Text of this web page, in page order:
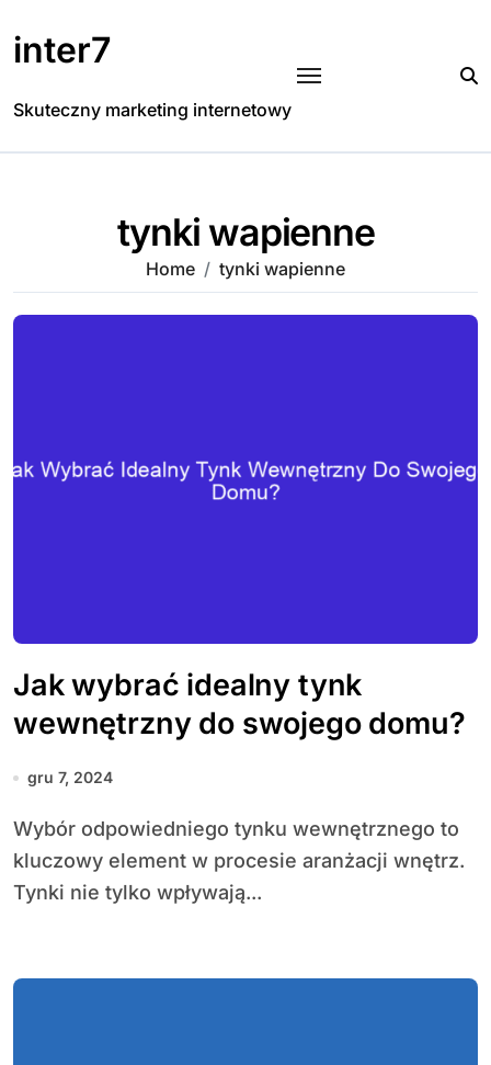
to
content
inter7
Skuteczny marketing internetowy
tynki wapienne
Home tynki wapienne
Jak wybrać idealny tynk
wewnętrzny do swojego domu?
gru 7, 2024
Wybór odpowiedniego tynku wewnętrznego to
kluczowy element w procesie aranżacji wnętrz.
Tynki nie tylko wpływają...